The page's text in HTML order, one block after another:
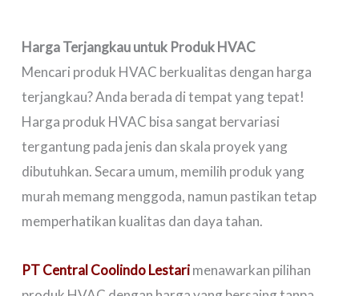
Harga Terjangkau untuk Produk HVAC
Mencari produk HVAC berkualitas dengan harga
terjangkau? Anda berada di tempat yang tepat!
Harga produk HVAC bisa sangat bervariasi
tergantung pada jenis dan skala proyek yang
dibutuhkan. Secara umum, memilih produk yang
murah memang menggoda, namun pastikan tetap
memperhatikan kualitas dan daya tahan.
PT Central Coolindo Lestarimenawarkan pilihan